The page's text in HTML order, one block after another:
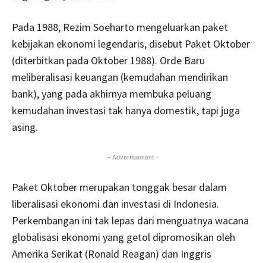
Pada 1988, Rezim Soeharto mengeluarkan paket
kebijakan ekonomi legendaris, disebut Paket Oktober
(diterbitkan pada Oktober 1988). Orde Baru
meliberalisasi keuangan (kemudahan mendirikan
bank), yang pada akhirnya membuka peluang
kemudahan investasi tak hanya domestik, tapi juga
asing.
- Advertisement -
Paket Oktober merupakan tonggak besar dalam
liberalisasi ekonomi dan investasi di Indonesia.
Perkembangan ini tak lepas dari menguatnya wacana
globalisasi ekonomi yang getol dipromosikan oleh
Amerika Serikat (Ronald Reagan) dan Inggris